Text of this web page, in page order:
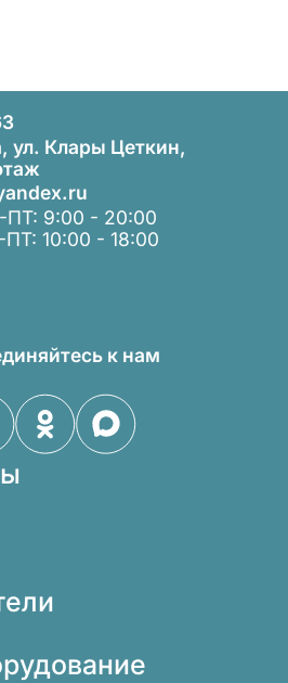
ул. Клары Цеткин,
ПТ: 9:00 - 20:00
10:00 - 18:00
к нам